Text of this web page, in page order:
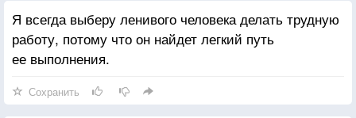
Я всегда выберу ленивого человека делать трудную
работу, потому что он найдет легкий путь
ее выполнения.
Сохранить